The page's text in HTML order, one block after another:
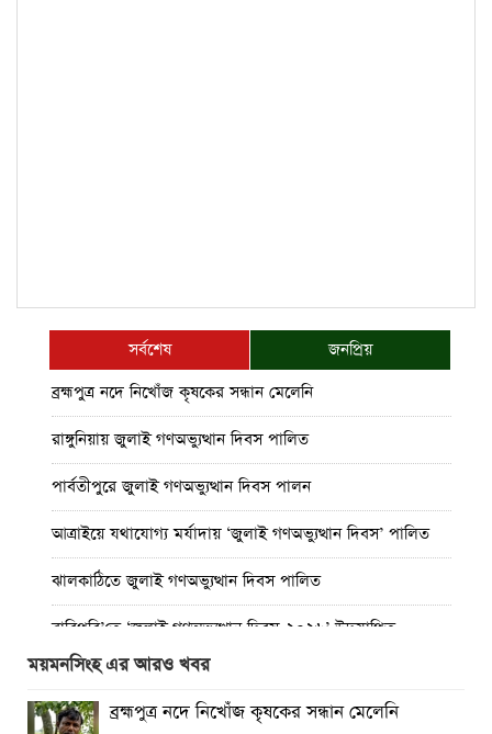
সর্বশেষ
জনপ্রিয়
ব্রহ্মপুত্র নদে নিখোঁজ কৃষকের সন্ধান মেলেনি
রাঙ্গুনিয়ায় জুলাই গণঅভ্যুত্থান দিবস পালিত
পার্বতীপুরে জুলাই গণঅভ্যুত্থান দিবস পালন
আত্রাইয়ে যথাযোগ্য মর্যাদায় ‘জুলাই গণঅভ্যুত্থান দিবস’ পালিত
ঝালকাঠিতে জুলাই গণঅভ্যুত্থান দিবস পালিত
রাবিপ্রবি’তে ‘জুলাই গণঅভ্যুত্থান দিবস-২০২৬’ উদযাপিত
প্রত্যেক অপরাধীর বিচার এ দেশেই হবে, সে যত শক্তিশালীই হোক
না কেন”-চট্টগ্রামে জুলাই গণঅভ্যুত্থান দিবসে ব্যারিস্টার মীর হেলাল
ময়মনসিংহ এর আরও খবর
ব্রহ্মপুত্র নদে নিখোঁজ কৃষকের সন্ধান মেলেনি